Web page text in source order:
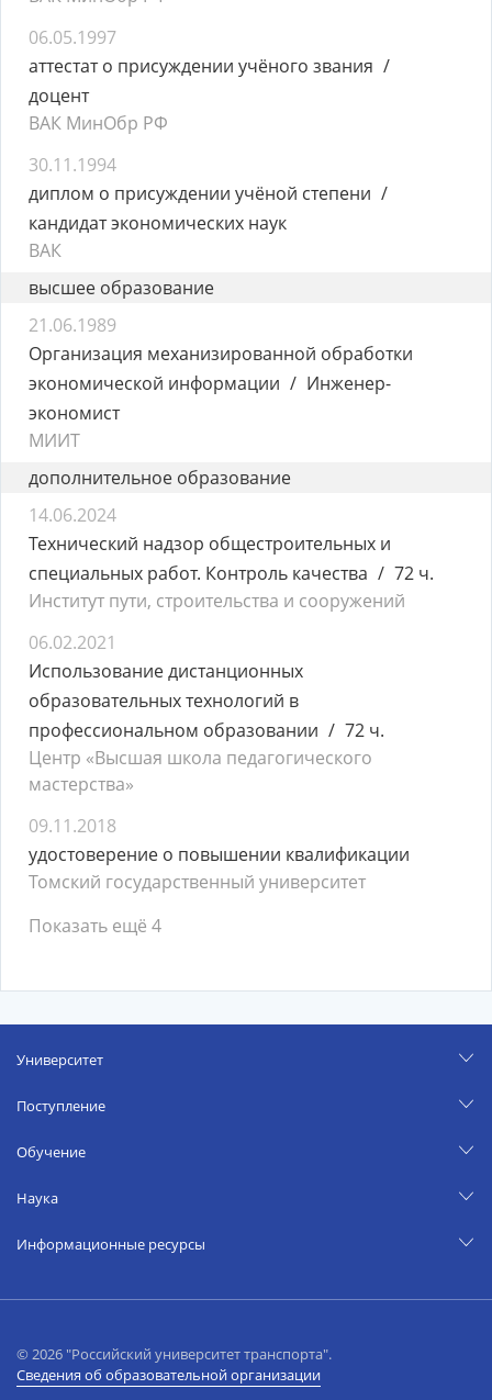
06.05.1997
аттестат о присуждении учёного звания
доцент
ВАК МинОбр РФ
30.11.1994
диплом о присуждении учёной степени
кандидат экономических наук
ВАК
высшее образование
21.06.1989
Организация механизированной обработки
экономической информации
Инженер-
экономист
МИИТ
дополнительное образование
14.06.2024
Технический надзор общестроительных и
специальных работ. Контроль качества
72 ч.
Институт пути, строительства и сооружений
06.02.2021
Использование дистанционных
образовательных технологий в
профессиональном образовании
72 ч.
Центр «Высшая школа педагогического
мастерства»
09.11.2018
удостоверение о повышении квалификации
Томский государственный университет
Показать ещё 4
Университет
Поступление
Обучение
Наука
Информационные ресурсы
© 2026 "Российский университет транспорта".
Сведения об образовательной организации